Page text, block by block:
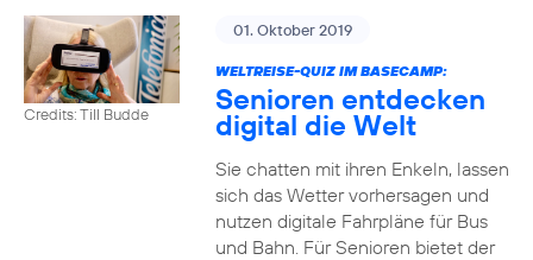
Credits: Till Budde
01. Oktober 2019
WELTREISE-QUIZ IM BASECAMP:
Senioren entdecken
digital die Welt
Sie chatten mit ihren Enkeln, lassen
sich das Wetter vorhersagen und
nutzen digitale Fahrpläne für Bus
und Bahn. Für Senioren bietet der